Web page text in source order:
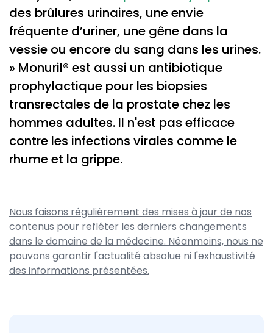
des brûlures urinaires, une envie
fréquente d’uriner, une gêne dans la
vessie ou encore du sang dans les urines.
» Monuril® est aussi un antibiotique
prophylactique pour les biopsies
transrectales de la prostate chez les
hommes adultes. Il n'est pas efficace
contre les infections virales comme le
rhume et la grippe.
Nous faisons régulièrement des mises à jour de nos
contenus pour refléter les derniers changements
dans le domaine de la médecine. Néanmoins, nous ne
pouvons garantir l'actualité absolue ni l'exhaustivité
des informations présentées.